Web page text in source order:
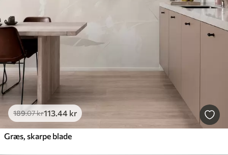
189.07kr113.44 kr
Græs, skarpe blade